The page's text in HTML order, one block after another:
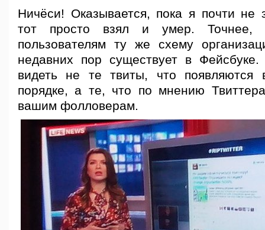
Ничёси! Оказывается, пока я почти не
тот просто взял и умер. Точнее,
пользователям ту же схему
недавних пор существует в
видеть не те твиты, что появляются
порядке, а те, что по мнению
вашим фолловерам.